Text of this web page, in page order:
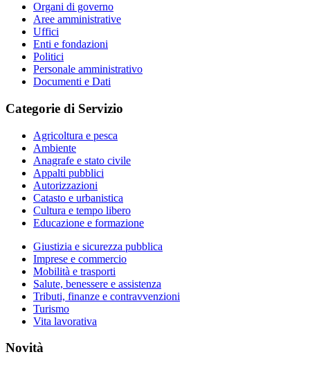
Organi di governo
Aree amministrative
Uffici
Enti e fondazioni
Politici
Personale amministrativo
Documenti e Dati
Categorie di Servizio
Agricoltura e pesca
Ambiente
Anagrafe e stato civile
Appalti pubblici
Autorizzazioni
Catasto e urbanistica
Cultura e tempo libero
Educazione e formazione
Giustizia e sicurezza pubblica
Imprese e commercio
Mobilità e trasporti
Salute, benessere e assistenza
Tributi, finanze e contravvenzioni
Turismo
Vita lavorativa
Novità